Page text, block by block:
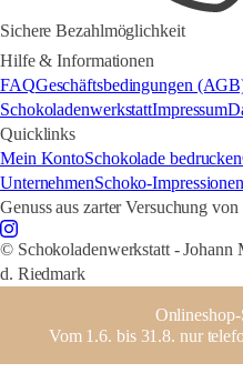
Sichere Bezahlmöglichkeit
Hilfe & Informationen
FAQGeschäftsbedingungen
SchokoladenwerkstattImpressum
Quicklinks
Mein KontoSchokolade bedrucken
UnternehmenSchoko-Impressionen
Genuss aus zarter Versuchung
© Schokoladenwerkstatt - Johann
d. Riedmark
Onlineshop-
Vom 1.6. bis 31.8. nur